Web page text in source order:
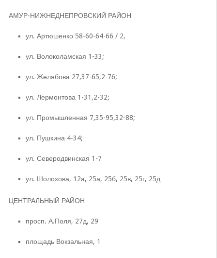
АМУР-НИЖНЕДНЕПРОВСКИЙ РАЙОН
ул. Артюшенко 58-60-64-66 / 2,
ул. Волоколамская 1-33;
ул. Желябова 27,37-65,2-76;
ул. Лермонтова 1-31,2-32;
ул. Промышленная 7,35-95,32-88;
ул. Пушкина 4-34;
ул. Северодвинская 1-7
ул. Шолохова, 12а, 25а, 25б, 25в, 25г, 25д
ЦЕНТРАЛЬНЫЙ РАЙОН
просп. А.Поля, 27д, 29
площадь Вокзальная, 1